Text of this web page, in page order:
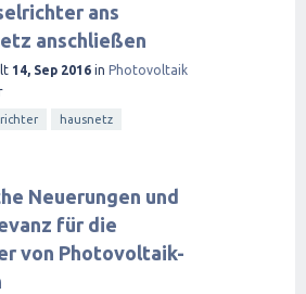
ans
anschließen
14, Sep 2016 in Photovoltaik
hausnetz
Neuerungen und
für die
von Photovoltaik-